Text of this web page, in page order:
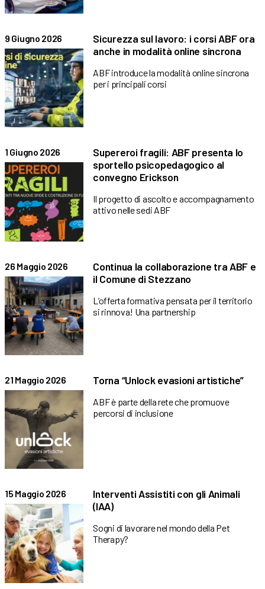
9 Giugno 2026
Sicurezza sul lavoro: i corsi ABF ora
anche in modalità online sincrona
ABF introduce la modalità online sincrona
per i principali corsi
1 Giugno 2026
Supereroi fragili: ABF presenta lo
sportello psicopedagogico al
convegno Erickson
Il progetto di ascolto e accompagnamento
attivo nelle sedi ABF
26 Maggio 2026
Continua la collaborazione tra ABF e
il Comune di Stezzano
L’offerta formativa pensata per il territorio
si rinnova! Una partnership
21 Maggio 2026 Torna “Unlock evasioni artistiche”
ABF è parte della rete che promuove
percorsi di inclusione
15 Maggio 2026
Interventi Assistiti con gli Animali
(IAA)
Sogni di lavorare nel mondo della Pet
Therapy?